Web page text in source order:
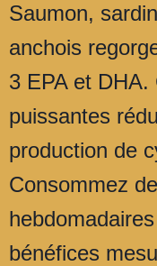
Saumon,
anchois
3 EPA et DHA.
puissantes
production de
Consommez
bénéfices